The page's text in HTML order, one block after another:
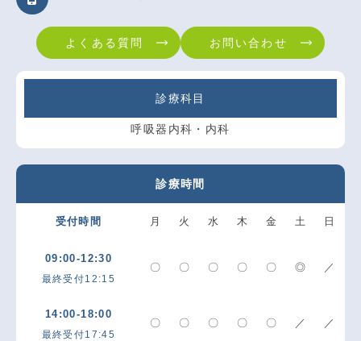
よくある質問 お問い合わせ
診療科目
呼吸器内科・内科
診療時間
受付時間 月 火 水 木 金 土 日
09:00-12:30
最終受付12:15
〇 〇 〇 〇 〇 ◎ ／
14:00-18:00
最終受付17:45
〇 〇 〇 〇 〇 ／ ／